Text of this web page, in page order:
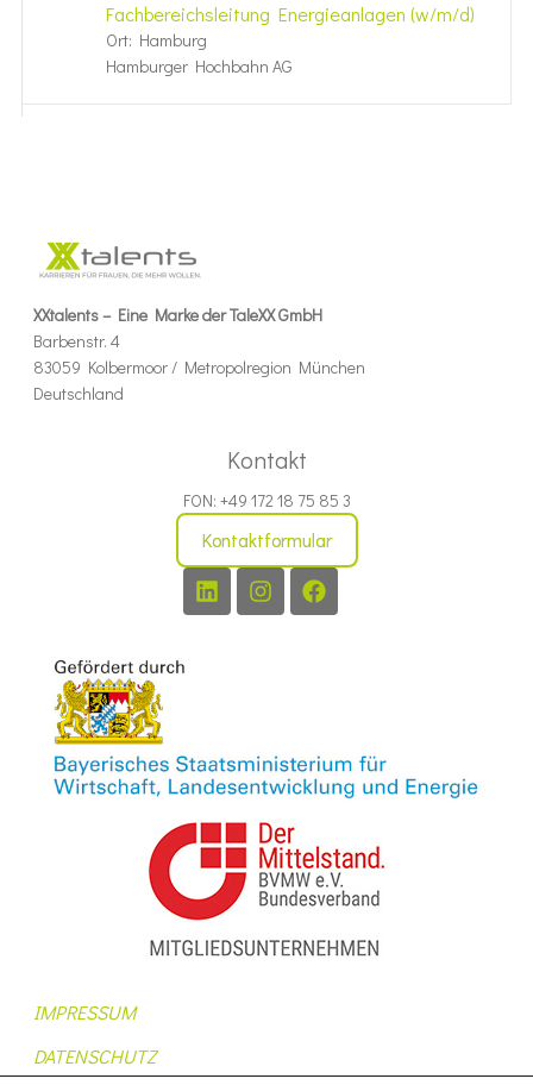
Fachbereichsleitung Energieanlagen (w/m/d)
Ort: Hamburg
Hamburger Hochbahn AG
XXtalents – Eine Marke der TaleXX GmbH
Barbenstr. 4
83059 Kolbermoor / Metropolregion München
Deutschland
Kontakt
FON: +49 172 18 75 85 3
Kontaktformular
IMPRESSUM
DATENSCHUTZ